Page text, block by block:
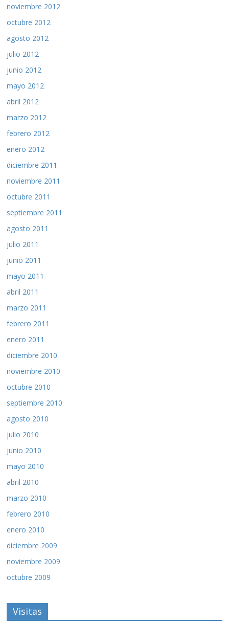
noviembre 2012
octubre 2012
agosto 2012
julio 2012
junio 2012
mayo 2012
abril 2012
marzo 2012
febrero 2012
enero 2012
diciembre 2011
noviembre 2011
octubre 2011
septiembre 2011
agosto 2011
julio 2011
junio 2011
mayo 2011
abril 2011
marzo 2011
febrero 2011
enero 2011
diciembre 2010
noviembre 2010
octubre 2010
septiembre 2010
agosto 2010
julio 2010
junio 2010
mayo 2010
abril 2010
marzo 2010
febrero 2010
enero 2010
diciembre 2009
noviembre 2009
octubre 2009
Visitas